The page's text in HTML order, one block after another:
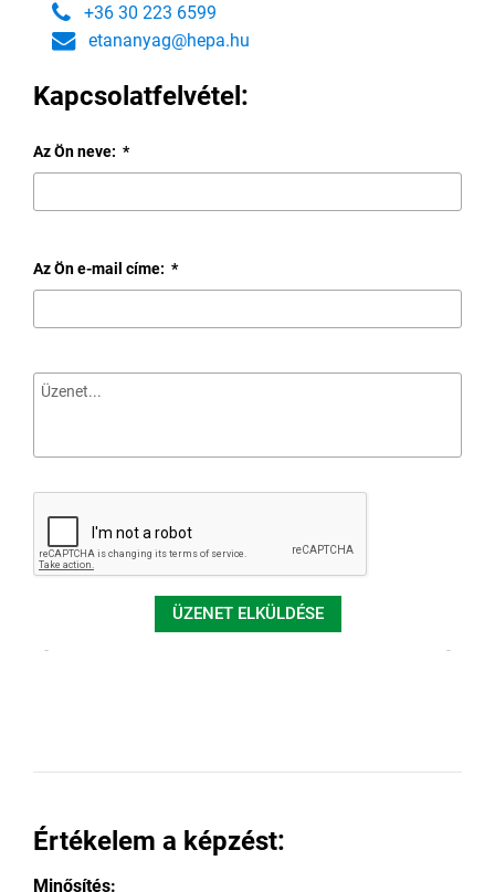
+36 30 223 6599
etananyag@hepa.hu
Kapcsolatfelvétel:
Az Ön neve: *
Az Ön e-mail címe: *
ÜZENET ELKÜLDÉSE
Értékelem a képzést:
Minősítés: